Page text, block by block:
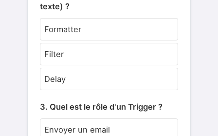
texte) ?
Formatter
Filter
Delay
3. Quel est le rôle d'un Trigger ?
Envoyer un email